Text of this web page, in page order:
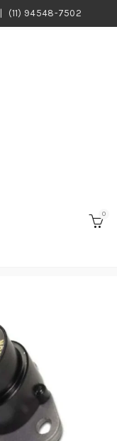
(11) 94548-7502
0